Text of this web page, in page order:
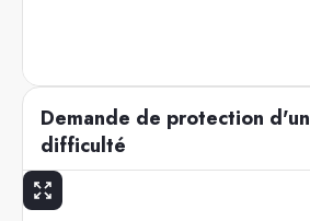
Demande de protection
difficulté